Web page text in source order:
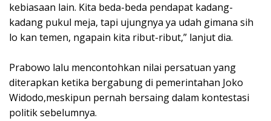
kebiasaan lain. Kita beda-beda pendapat kadang-
kadang pukul meja, tapi ujungnya ya udah gimana sih
lo kan temen, ngapain kita ribut-ribut,” lanjut dia.
Prabowo lalu mencontohkan nilai persatuan yang
diterapkan ketika bergabung di pemerintahan Joko
Widodo,meskipun pernah bersaing dalam kontestasi
politik sebelumnya.